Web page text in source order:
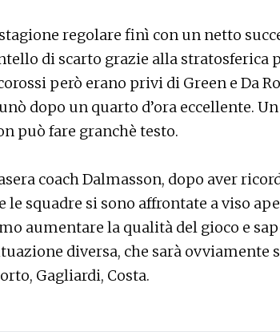
regolare finì con un netto
di scarto grazie alla stratosferica
però erano privi di Green e Da
dopo un quarto d’ora eccellente.
può fare granchè testo.
coach Dalmasson, dopo aver
le squadre si sono affrontate a viso
aumentare la qualità del gioco e
diversa, che sarà ovviamente
Gagliardi, Costa.